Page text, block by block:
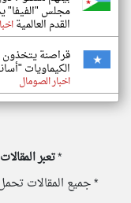
مجلس "الفيفا"
القدم العالمية
قراصنة يتخذون
الكيماويات
اخبار الصومال
*تعبر
* جميع المقالات